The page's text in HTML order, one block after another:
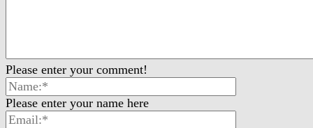
Please enter your comment!
Please enter your name here